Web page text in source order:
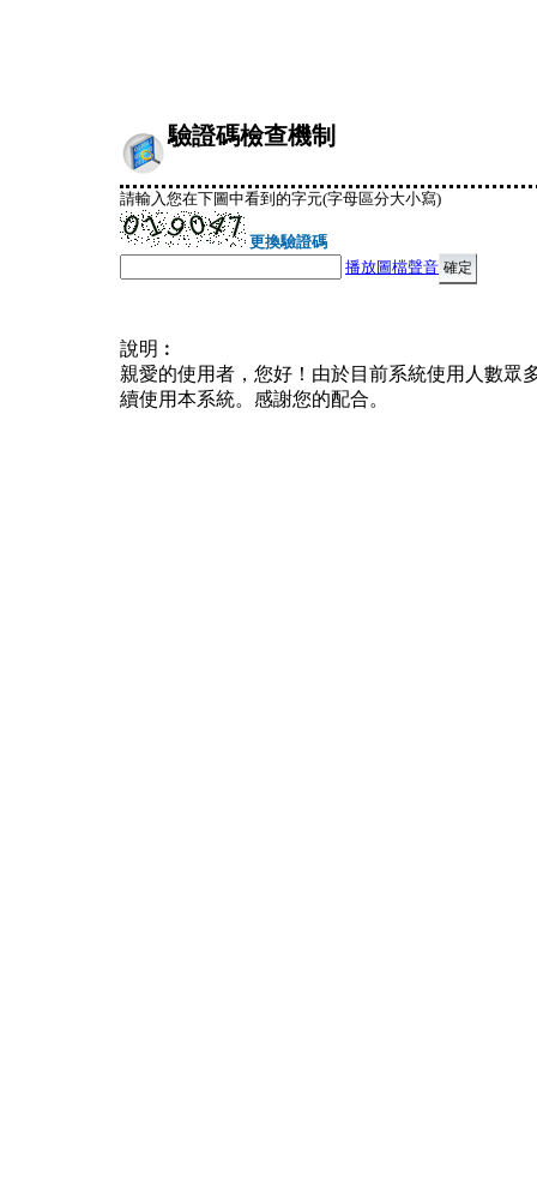
驗證碼檢查機制
請輸入您在下圖中看到的字元(字母區分大小寫)
更換驗證碼
播放圖檔聲音
說明︰
親愛的使用者，您好！由於目前系統使用人數眾
續使用本系統。感謝您的配合。